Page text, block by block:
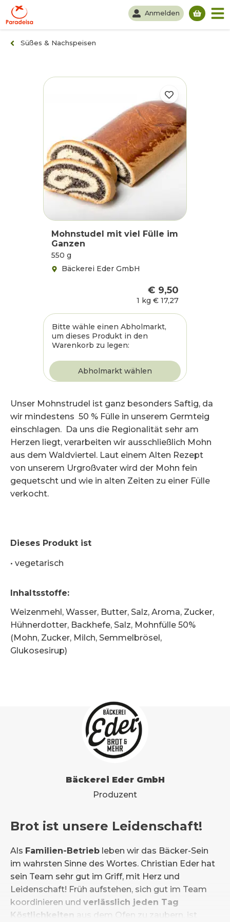
Anmelden
Süßes & Nachspeisen
Mohnstudel mit viel Fülle im
Ganzen
550 g
Bäckerei Eder GmbH
€ 9,50
1 kg € 17,27
Bitte wähle einen Abholmarkt,
um dieses Produkt in den
Warenkorb zu legen:
Unser Mohnstrudel ist ganz besonders Saftig, da
wir mindestens 50 % Fülle in unserem Germteig
einschlagen. Da uns die Regionalität sehr am
Herzen liegt, verarbeiten wir ausschließlich Mohn
aus dem Waldviertel. Laut einem Alten Rezept
von unserem Urgroßvater wird der Mohn fein
gequetscht und wie in alten Zeiten zu einer Fülle
verkocht.
Dieses Produkt ist
• vegetarisch
Inhaltsstoffe:
Weizenmehl, Wasser, Butter, Salz, Aroma, Zucker,
Hühnerdotter, Backhefe, Salz, Mohnfülle 50%
(Mohn, Zucker, Milch, Semmelbrösel,
Glukosesirup)
Bäckerei Eder GmbH
Produzent
Brot ist unsere Leidenschaft!
Als Familien-Betrieb leben wir das Bäcker-Sein
im wahrsten Sinne des Wortes. Christian Eder hat
sein Team sehr gut im Griff, mit Herz und
Leidenschaft! Früh aufstehen, sich gut im Team
koordinieren und verlässlich jeden Tag
Köstlichkeiten
aus dem Ofen zu zaubern, ist